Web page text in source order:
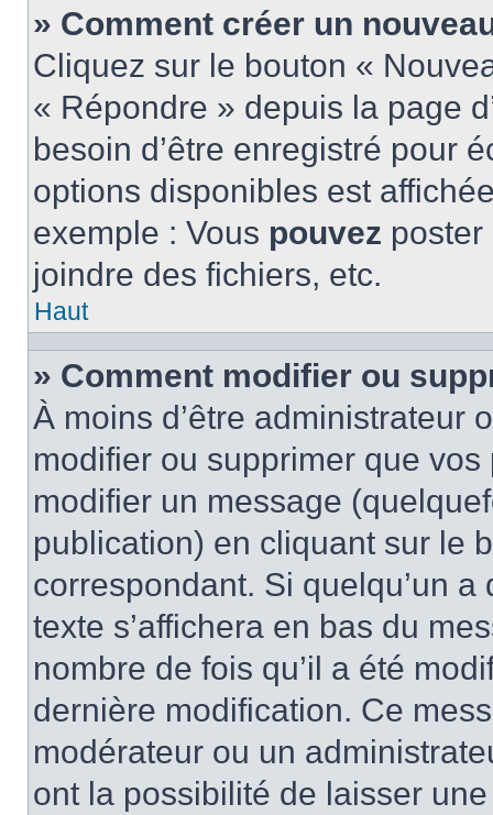
» Comment créer un
Cliquez sur le bouton «
« Répondre » depuis la page
besoin d’être enregistré pour
options disponibles est
exemple : Vous pouvez
joindre des fichiers, etc.
Haut
» Comment modifier ou
À moins d’être administrateur
modifier ou supprimer que
modifier un message
publication) en cliquant sur le
correspondant. Si quelqu’un
texte s’affichera en bas du
nombre de fois qu’il a été
dernière modification. Ce
modérateur ou un
ont la possibilité de laisser